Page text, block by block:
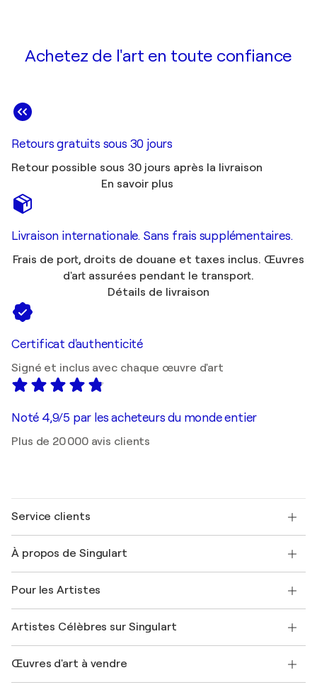
Achetez de l'art en toute confiance
Retours gratuits sous 30 jours
Retour possible sous 30 jours après la livraison
En savoir plus
Livraison internationale. Sans frais supplémentaires.
Frais de port, droits de douane et taxes inclus. Œuvres
d'art assurées pendant le transport.
Détails de livraison
Certificat d'authenticité
Signé et inclus avec chaque œuvre d'art
Noté 4,9/5 par les acheteurs du monde entier
Plus de 20 000 avis clients
Service clients
Expédition
Offrir une carte cadeau
Rejoignez notre programme commercial
Mon compte
+33 1 76 44 06 42
À propos de Singulart
FAQ
Magazine Singulart
Emplois
Découvrez une sélection d'art original
Pour les Artistes
Se connecter en tant qu'Artiste
Artistes Célèbres sur Singulart
Marc Chagall
Œuvres d'art à vendre